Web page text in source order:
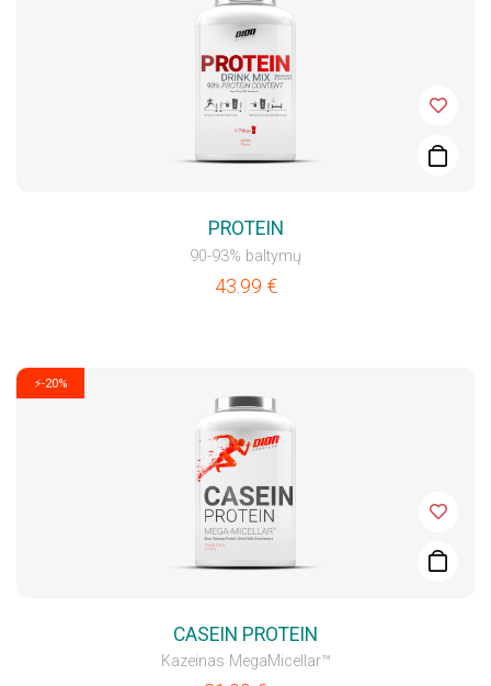
PROTEIN
90-93% baltymų
43.99 €
⚡-20%
CASEIN PROTEIN
Kazeinas MegaMicellar™